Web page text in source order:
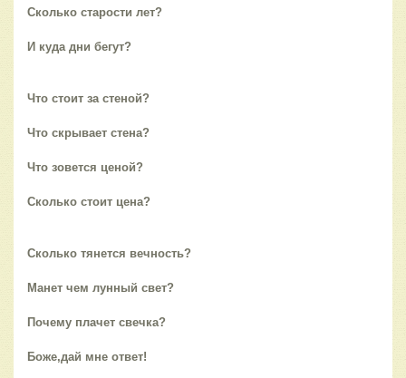
Сколько старости лет?
И куда дни бегут?
Что стоит за стеной?
Что скрывает стена?
Что зовется ценой?
Сколько стоит цена?
Сколько тянется вечность?
Манет чем лунный свет?
Почему плачет свечка?
Боже,дай мне ответ!